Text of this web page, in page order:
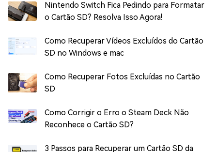
Nintendo Switch Fica Pedindo para Formatar
o Cartão SD? Resolva Isso Agora!
Como Recuperar Vídeos Excluídos do Cartão
SD no Windows e mac
Como Recuperar Fotos Excluídas no Cartão
SD
Como Corrigir o Erro o Steam Deck Não
Reconhece o Cartão SD?
3 Passos para Recuperar um Cartão SD da